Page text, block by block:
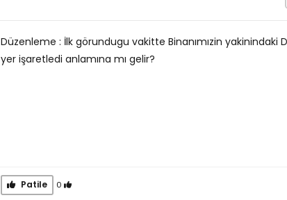
Düzenleme : İlk görundugu vakitte Binanımızin yakinindaki
yer işaretledi anlamına mı gelir?
Patile 0